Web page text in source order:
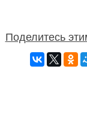
Поделитесь